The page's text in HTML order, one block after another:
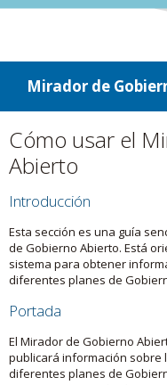
ir a contenido
ir al menú
Mirador de
Cómo usar el
Abierto
Introducción
Esta sección es una guía
de Gobierno Abierto. Está
sistema para obtener
diferentes planes de
Portada
El Mirador de Gobierno
publicará información sobre
diferentes planes de